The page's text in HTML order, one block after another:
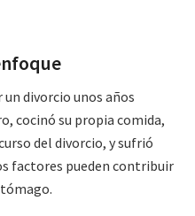
divorcio unos años
cocinó su propia comida,
del divorcio, y sufrió
factores pueden contribuir